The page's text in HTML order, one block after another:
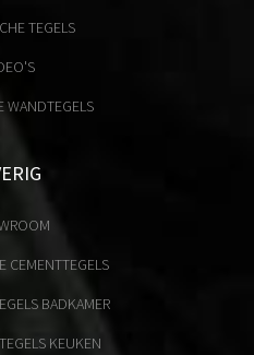
TEGELS
WANDTEGELS
CEMENTTEGELS
BADKAMER
KEUKEN